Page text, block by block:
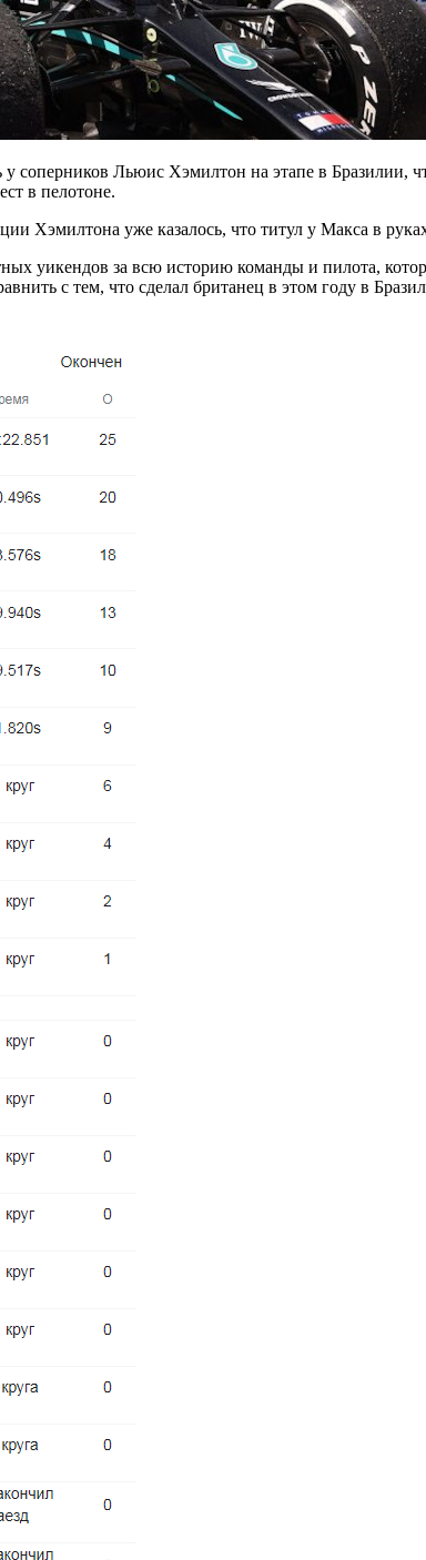
соперников Льюис Хэмилтон на этапе в Бразилии,
в пелотоне.
Хэмилтона уже казалось, что титул у Макса в
уикендов за всю историю команды и пилота,
с тем, что сделал британец в этом году в